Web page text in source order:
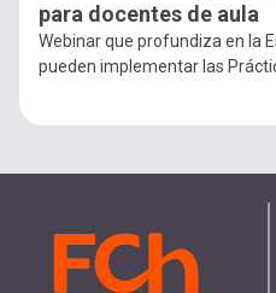
para docentes de aula
Webinar que profundiza en la
pueden implementar las